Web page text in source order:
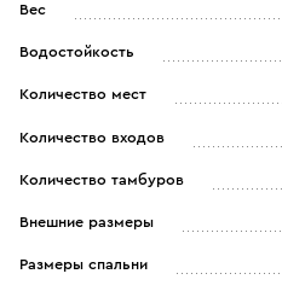
Вес
Водостойкость
Количество мест
Количество входов
Количество тамбуров
Внешние размеры
Размеры спальни